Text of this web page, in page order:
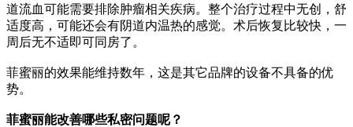
道流血可能需要排除肿瘤相关疾病。整个治疗过程中无创，舒
适度高，可能还会有阴道内温热的感觉。术后恢复比较快，一
周后无不适即可同房了。
菲蜜丽的效果能维持数年，这是其它品牌的设备不具备的优
势。
菲蜜丽能改善哪些私密问题呢？